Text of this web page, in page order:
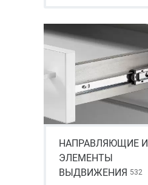
НАПРАВЛЯЮЩИЕ И
ЭЛЕМЕНТЫ
ВЫДВИЖЕНИЯ 532